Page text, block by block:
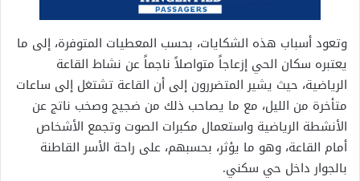
وتعود أسباب هذه الشكايات، بحسب المعطيات المتوفرة، إلى ما
يعتبره سكان الحي إزعاجاً متواصلاً ناجماً عن نشاط القاعة
الرياضية، حيث يشير المتضررون إلى أن القاعة تشتغل إلى ساعات
متأخرة من الليل، مع ما يصاحب ذلك من ضجيج وصخب ناتج عن
الأنشطة الرياضية واستعمال مكبرات الصوت وتجمع الأشخاص
أمام القاعة، وهو ما يؤثر، بحسبهم، على راحة الأسر القاطنة
بالجوار داخل حي سكني.